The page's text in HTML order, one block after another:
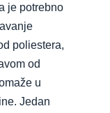
je potrebno
poliestera,
od
u
Jedan